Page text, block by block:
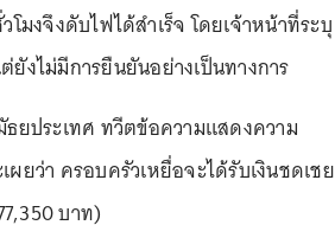
มงจึงดับไฟได้สำเร็จ โดยเจ้าหน้าที่ระบุ
งไม่มีการยืนยันอย่างเป็นทางการ
ยประเทศ ทวีตข้อความแสดงความ
ยว่า ครอบครัวเหยื่อจะได้รับเงินชดเชย
บาท)